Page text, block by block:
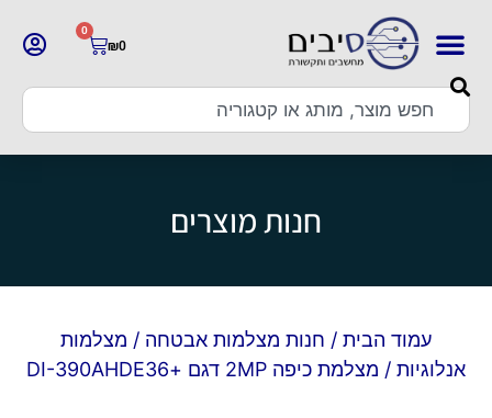
₪0
0
חנות מוצרים
עמוד הבית / חנות מצלמות אבטחה / מצלמות
אנלוגיות / מצלמת כיפה 2MP דגם +DI-390AHDE36